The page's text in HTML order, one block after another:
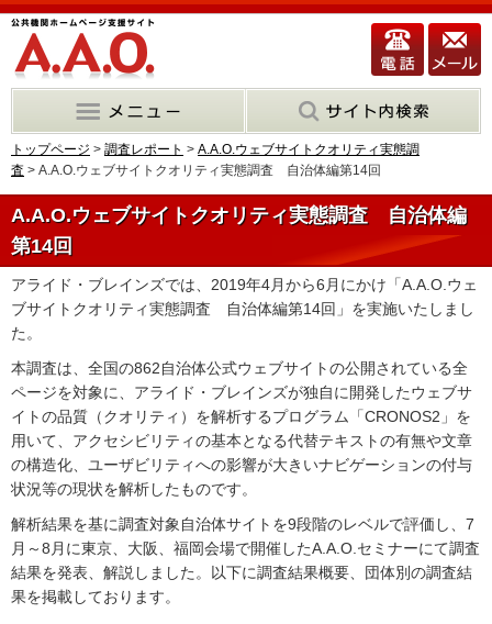
トップページ > 調査レポート > A.A.O.ウェブサイトクオリティ実態調
査 > A.A.O.ウェブサイトクオリティ実態調査 自治体編第14回
A.A.O.ウェブサイトクオリティ実態調査 自治体編
第14回
アライド・ブレインズでは、2019年4月から6月にかけ「A.A.O.ウェ
ブサイトクオリティ実態調査 自治体編第14回」を実施いたしまし
た。
本調査は、全国の862自治体公式ウェブサイトの公開されている全
ページを対象に、アライド・ブレインズが独自に開発したウェブサ
イトの品質（クオリティ）を解析するプログラム「CRONOS2」を
用いて、アクセシビリティの基本となる代替テキストの有無や文章
の構造化、ユーザビリティへの影響が大きいナビゲーションの付与
状況等の現状を解析したものです。
解析結果を基に調査対象自治体サイトを9段階のレベルで評価し、7
月～8月に東京、大阪、福岡会場で開催したA.A.O.セミナーにて調査
結果を発表、解説しました。以下に調査結果概要、団体別の調査結
果を掲載しております。